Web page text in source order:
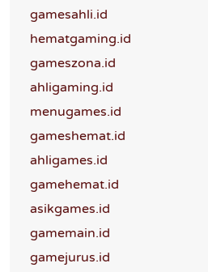
gamesahli.id
hematgaming.id
gameszona.id
ahligaming.id
menugames.id
gameshemat.id
ahligames.id
gamehemat.id
asikgames.id
gamemain.id
gamejurus.id